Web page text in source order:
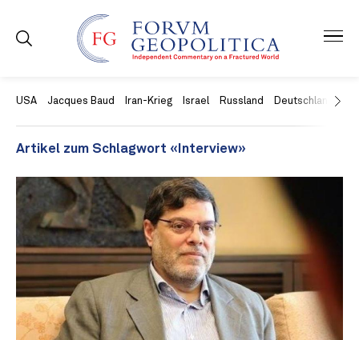
USA Jacques Baud Iran-Krieg Israel Russland Deutschland
Artikel zum Schlagwort «Interview»